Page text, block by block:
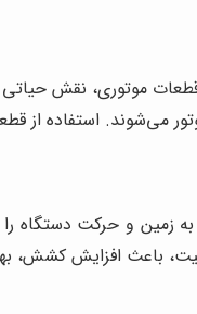
موتوری، نقش
می‌شوند.
به زمین و حرکت
باعث افزایش